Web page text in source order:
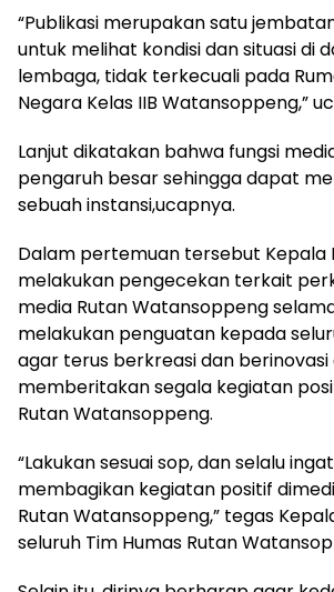
“Publikasi merupakan satu
untuk melihat kondisi dan situasi di
lembaga, tidak terkecuali pada
Negara Kelas IIB Watansoppeng,”
Lanjut dikatakan bahwa fungsi
pengaruh besar sehingga dapat
sebuah instansi,ucapnya.
Dalam pertemuan tersebut Kepala
melakukan pengecekan terkait
media Rutan Watansoppeng
melakukan penguatan kepada
agar terus berkreasi dan
memberitakan segala kegiatan
Rutan Watansoppeng.
“Lakukan sesuai sop, dan selalu
membagikan kegiatan positif
Rutan Watansoppeng,” tegas
seluruh Tim Humas Rutan